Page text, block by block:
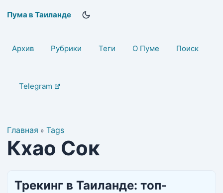
Пума в Таиланде
Архив Рубрики Теги О Пуме Поиск
Telegram
Главная » Tags
Кхао Сок
Трекинг в Таиланде: топ-